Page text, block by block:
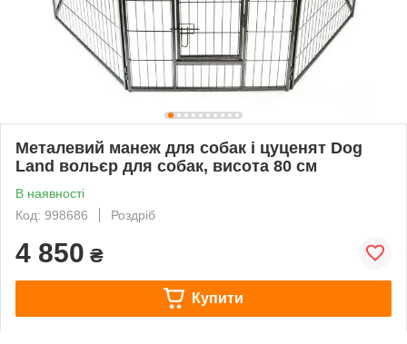
Металевий манеж для собак і цуценят Dog
Land вольєр для собак, висота 80 см
В наявності
Код: 998686
Роздріб
4 850 ₴
Купити